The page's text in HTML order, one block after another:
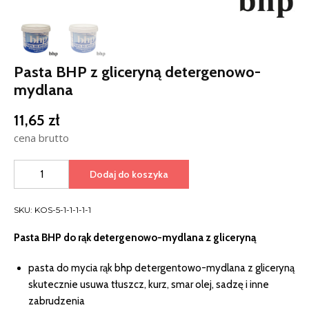
Pasta BHP z gliceryną detergenowo-
mydlana
11,65 zł
cena brutto
z
detergenowo-
Dodaj do koszyka
SKU: KOS-5-1-1-1-1-1
Pasta BHP do rąk detergenowo-mydlana z gliceryną
pasta do mycia rąk bhp detergentowo-mydlana z gliceryną
skutecznie usuwa tłuszcz, kurz, smar olej, sadzę i inne
zabrudzenia